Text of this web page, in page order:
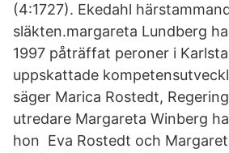
(4:1727). Ekedahl
släkten.margareta Lundberg
1997 påträffat peroner i
uppskattade
säger Marica Rostedt,
utredare Margareta Winberg
hon Eva Rostedt och